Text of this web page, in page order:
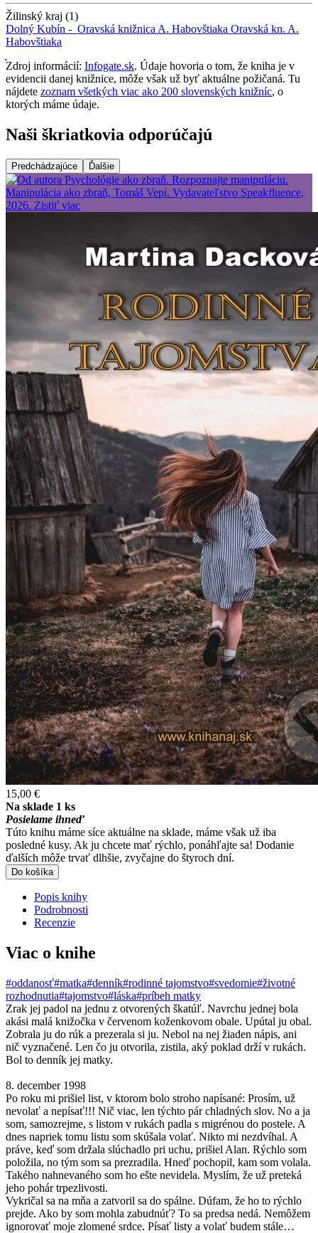
Žilinský kraj (1)
Dolný Kubín - Oravská knižnica A. Habovštiaka Oravská kn. A.
Habovštiaka
Zdroj informácií: Infogate.sk. Údaje hovoria o tom, že kniha je v
evidencii danej knižnice, môže však už byť aktuálne požičaná. Tu
nájdete zoznam všetkých viac ako 200 slovenských knižníc, o
ktorých máme údaje.
Naši škriatkovia odporúčajú
Predchádzajúce Ďalšie
15,00 €
Na sklade 1 ks
Posielame ihneď
Túto knihu máme síce aktuálne na sklade, máme však už iba
posledné kusy. Ak ju chcete mať rýchlo, ponáhľajte sa! Dodanie
ďalších môže trvať dlhšie, zvyčajne do štyroch dní.
Do košíka
Popis knihy
Podrobnosti
Recenzie
Viac o knihe
#oddanosť#matka#denník#rodinné tajomstvo#svedomie#životné
rozhodnutia#tajomstvo#láska#príbeh matky
Zrak jej padol na jednu z otvorených škatúľ. Navrchu jednej bola
akási malá knižočka v červenom koženkovom obale. Upútal ju obal.
Zobrala ju do rúk a prezerala si ju. Nebol na nej žiaden nápis, ani
nič vyznačené. Len čo ju otvorila, zistila, aký poklad drží v rukách.
Bol to denník jej matky.
8. december 1998
Po roku mi prišiel list, v ktorom bolo stroho napísané: Prosím, už
nevolať a nepísať!!! Nič viac, len týchto pár chladných slov. No a ja
som, samozrejme, s listom v rukách padla s migrénou do postele. A
dnes napriek tomu listu som skúšala volať. Nikto mi nezdvíhal. A
práve, keď som držala slúchadlo pri uchu, prišiel Alan. Rýchlo som
položila, no tým som sa prezradila. Hneď pochopil, kam som volala.
Takého nahnevaného som ho ešte nevidela. Myslím, že už preteká
jeho pohár trpezlivosti.
Vykričal sa na mňa a zatvoril sa do spálne. Dúfam, že ho to rýchlo
prejde. Ako by som mohla zabudnúť? To sa predsa nedá. Nemôžem
ignorovať moje zlomené srdce. Písať listy a volať budem stále…